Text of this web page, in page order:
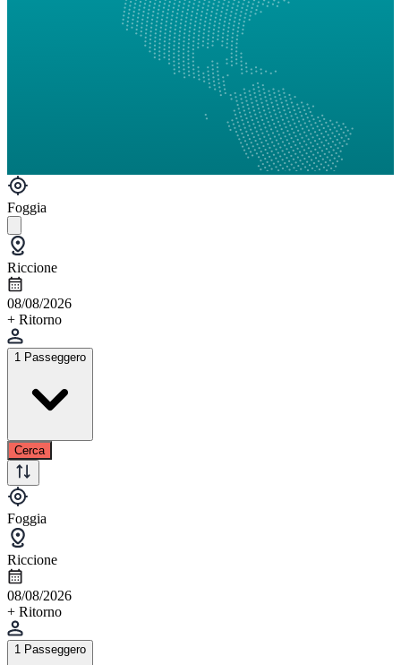
Foggia
Riccione
08/08/2026
+ Ritorno
1 Passeggero
Cerca
Foggia
Riccione
08/08/2026
+ Ritorno
1 Passeggero